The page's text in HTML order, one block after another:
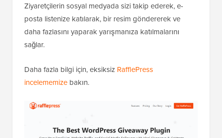
Ziyaretçilerin sosyal medyada sizi takip ederek, e-
posta listenize katılarak, bir resim göndererek ve
daha fazlasını yaparak yarışmanıza katılmalarını
sağlar.
Daha fazla bilgi için, eksiksiz RafflePress
incelememize bakın.